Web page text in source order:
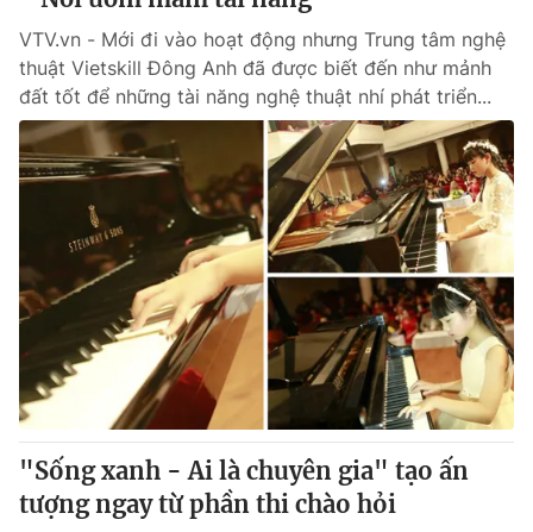
VTV.vn - Mới đi vào hoạt động nhưng Trung tâm nghệ
thuật Vietskill Đông Anh đã được biết đến như mảnh
đất tốt để những tài năng nghệ thuật nhí phát triển...
"Sống xanh - Ai là chuyên gia" tạo ấn
tượng ngay từ phần thi chào hỏi